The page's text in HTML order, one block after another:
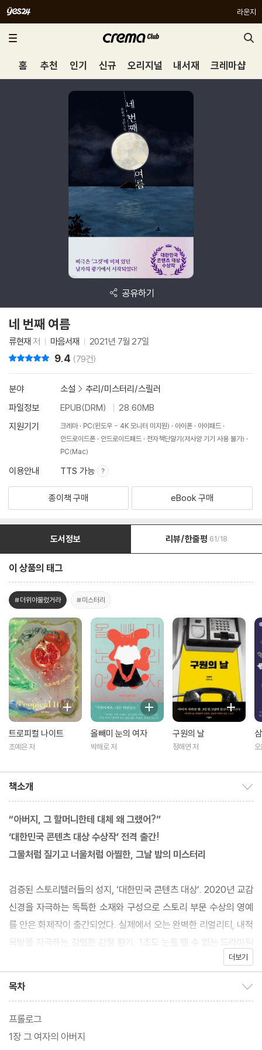
라운지
홈 추천 인기 신규 오리지널 내서재 크레마샵
공유하기
네 번째 여름
류현재 저 마음서재 2021년 7월 27일
9.4 (79건)
분야 소설 > 추리/미스터리/스릴러
파일정보
EPUB(DRM)
28.60MB
지원기기
크레마 PC(윈도우 - 4K 모니터 미지원) 아이폰
아이패드
안드로이드폰
안드로이드패드
전자책단말기(저사양 기기 사용 불가)
PC(Mac)
이용안내 TTS 가능
종이책 구매 eBook 구매
도서정보 리뷰/한줄평 61/18
이 상품의 태그
#더위야물렀거라 #미스터리
트로피컬 나이트
조예은 저
올빼미 눈의 여자
박해로 저
구원의 날
정해연 저 오
책소개
“아버지, 그 할머니한테 대체 왜 그랬어?”
‘대한민국 콘텐츠 대상 수상작’ 전격 출간!
그물처럼 질기고 너울처럼 아찔한, 그날 밤의 미스터리
검증된 스토리텔러들의 성지, ‘대한민국 콘텐츠 대상’. 2020년 교감
신경을 자극하는 독특한 소재와 구성으로 스토리 부문 수상의 영예
를 안은 화제작이 출간되었다. 실제에서 오는 완벽한 리얼리티, 내적
욕망을 자극하는 강렬한 감정 환기, 1초도 눈을 뗄 수 없는 드라마틱
한 서사까지, 평단의 찬사를 받은 이 소설이 좀체 접하기 힘든 색다
이야기는 현실과 과거, 세대와 공간을 넘나들며 기민하게 움직인다.
‘황금엉덩이’라는 꼬리표가 붙은 검사 해심은 성범죄자들에게 중형
더보기
목차
프롤로그
1장 그 여자의 아버지